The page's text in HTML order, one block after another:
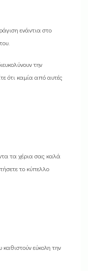
ενάντια στο
την
ότι καμία από αυτές
τα χέρια σας καλά
το κύπελλο
εύκολη την